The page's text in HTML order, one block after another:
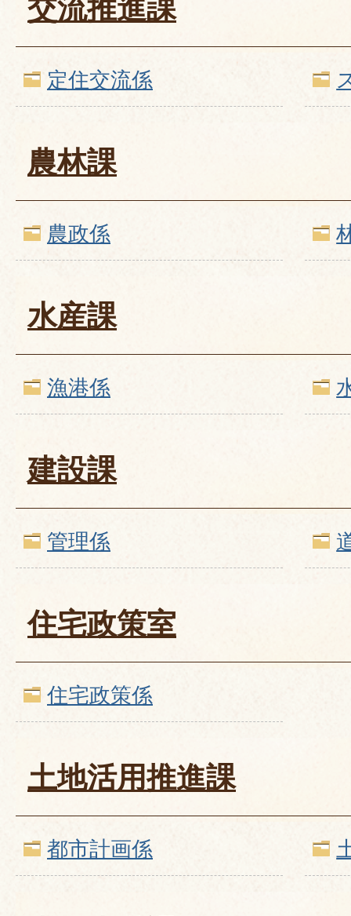
交流推進課
定住交流係
農林課
農政係
水産課
漁港係
建設課
管理係
住宅政策室
住宅政策係
土地活用推進課
都市計画係